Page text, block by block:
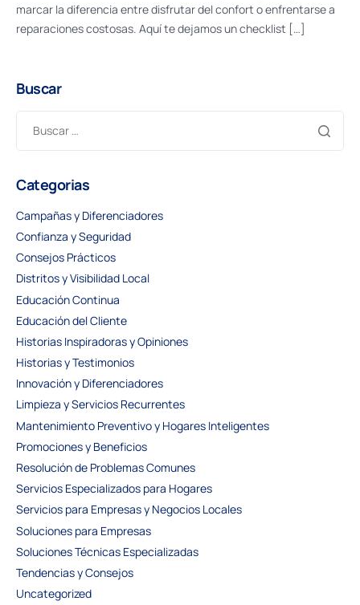
marcar la diferencia entre disfrutar del confort o enfrentarse a
reparaciones costosas. Aquí te dejamos un checklist […]
Buscar
Categorias
Campañas y Diferenciadores
Confianza y Seguridad
Consejos Prácticos
Distritos y Visibilidad Local
Educación Continua
Educación del Cliente
Historias Inspiradoras y Opiniones
Historias y Testimonios
Innovación y Diferenciadores
Limpieza y Servicios Recurrentes
Mantenimiento Preventivo y Hogares Inteligentes
Promociones y Beneficios
Resolución de Problemas Comunes
Servicios Especializados para Hogares
Servicios para Empresas y Negocios Locales
Soluciones para Empresas
Soluciones Técnicas Especializadas
Tendencias y Consejos
Uncategorized